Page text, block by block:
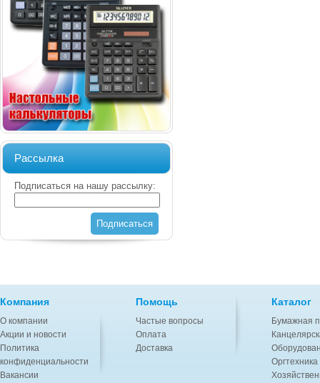
Рассылка
Подписаться на нашу рассылку:
Подписаться
Компания
О компании
Акции и новости
Политика
конфиденциальности
Вакансии
Помощь
Частые вопросы
Оплата
Доставка
Каталог
Бумажная